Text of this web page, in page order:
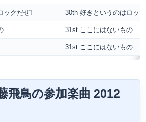
ックだぜ! 30th 好きというのはロッ
31st ここにはないもの
31st ここにはないもの
飛鳥の参加楽曲 2012